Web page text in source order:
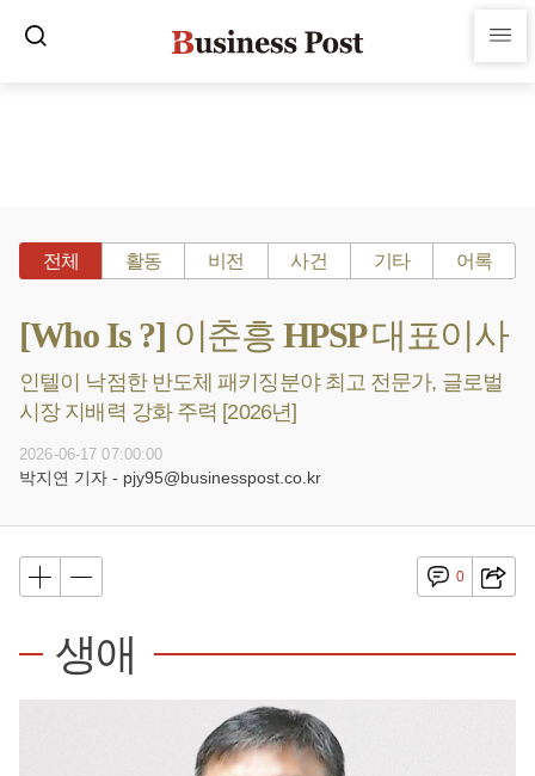
전체 활동 비전 사건 기타 어록
[Who Is ?] 이춘흥 HPSP 대표이사
인텔이 낙점한 반도체 패키징분야 최고 전문가, 글로벌
시장 지배력 강화 주력 [2026년]
2026-06-17 07:00:00
박지연 기자 - pjy95@businesspost.co.kr
0
생애